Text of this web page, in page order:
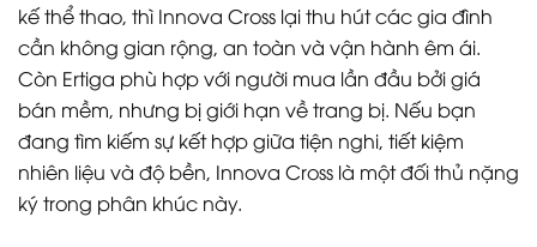
kế thể thao, thì Innova Cross lại thu hút các gia đình
cần không gian rộng, an toàn và vận hành êm ái.
Còn Ertiga phù hợp với người mua lần đầu bởi giá
bán mềm, nhưng bị giới hạn về trang bị. Nếu bạn
đang tìm kiếm sự kết hợp giữa tiện nghi, tiết kiệm
nhiên liệu và độ bền, Innova Cross là một đối thủ nặng
ký trong phân khúc này.